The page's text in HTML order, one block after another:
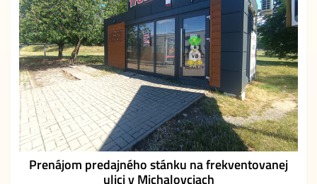
Prenájom predajného stánku na frekventovanej
ulici v Michalovciach